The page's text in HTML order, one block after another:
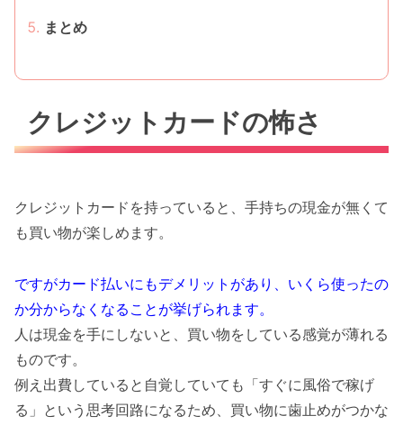
まとめ
クレジットカードの怖さ
クレジットカードを持っていると、手持ちの現金が無くて
も買い物が楽しめます。
ですがカード払いにもデメリットがあり、いくら使ったの
か分からなくなることが挙げられます。
人は現金を手にしないと、買い物をしている感覚が薄れる
ものです。
例え出費していると自覚していても「すぐに風俗で稼げ
る」という思考回路になるため、買い物に歯止めがつかな